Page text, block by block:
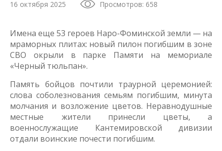
16 октября 2025 Просмотров: 658
Имена еще 53 героев Наро-Фоминской земли — на
мраморных плитах: новый пилон погибшим в зоне
СВО окрыли в парке Памяти на мемориале
«Черный тюльпан».
Память бойцов почтили траурной церемонией:
слова соболезнования семьям погибшим, минута
молчания и возложение цветов. Неравнодушные
местные жители принесли цветы, а
военнослужащие Кантемировской дивизии
отдали воинские почести погибшим.